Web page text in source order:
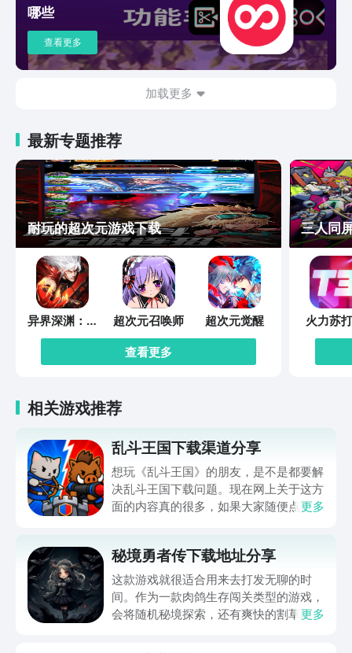
哪些
查看更多
加载更多
最新专题推荐
耐玩的超次元游戏下载
异界深渊：觉
醒
超次元召唤师
超次元觉醒
查看更多
三人同
火力苏
相关游戏推荐
乱斗王国下载渠道分享
想玩《乱斗王国》的朋友，是不是都要解
决乱斗王国下载问题。现在网上关于这方
面的内容真的很多，如果大家随便点击陌
app进行下载会更加方便，九游是手游福
利最多的游戏平台，在这里不仅能够看到
游戏资源，还能及时查看后续的消息、活
动内容等相关信息。
更多
秘境勇者传下载地址分享
这款游戏就很适合用来去打发无聊的时
间。作为一款肉鸽生存闯关类型的游戏，
会将随机秘境探索，还有爽快的割草闯关
更多